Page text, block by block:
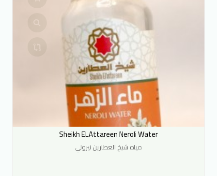
Sheikh ELAttareen Neroli Water
مياه شيخ العطارين نيرولي